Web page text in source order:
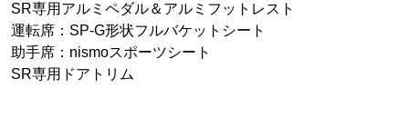
SR専用アルミペダル＆アルミフットレスト
運転席：SP-G形状フルバケットシート
助手席：nismoスポーツシート
SR専用ドアトリム